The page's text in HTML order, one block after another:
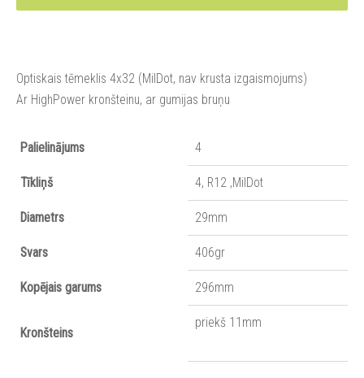
Optiskais tēmeklis 4x32 (MilDot, nav krusta izgaismojums)
Ar HighPower kronšteinu, ar gumijas bruņu
Palielinājums 4
Tīkliņš 4, R12 ,MilDot
Diametrs 29mm
Svars 406gr
Kopējais garums 296mm
Kronšteins
priekš 11mm